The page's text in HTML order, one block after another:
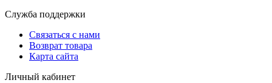
Служба поддержки
Связаться с нами
Возврат товара
Карта сайта
Личный кабинет